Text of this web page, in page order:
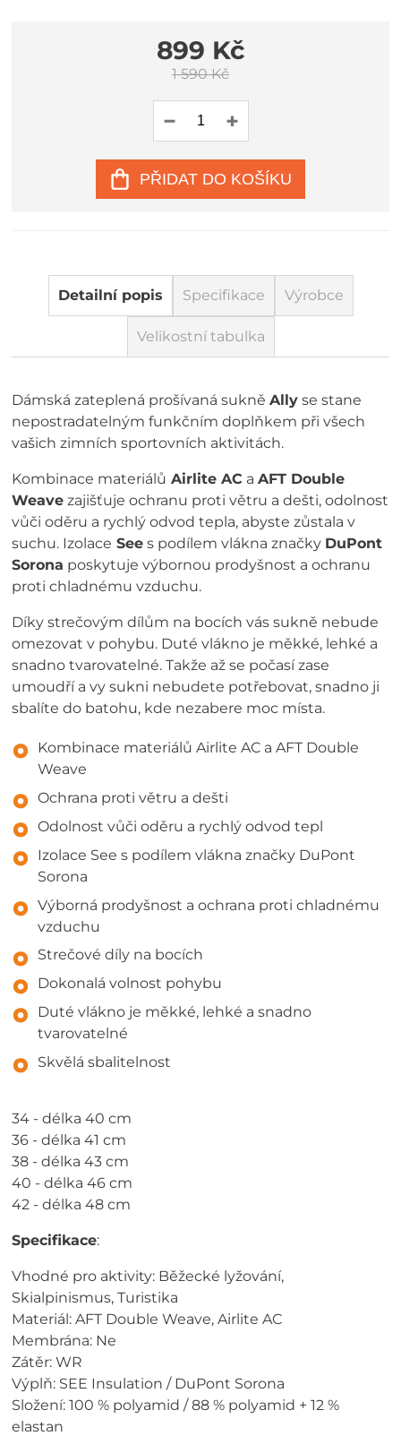
899 Kč
1 590 Kč
PŘIDAT DO KOŠÍKU
Detailní popis Specifikace Výrobce
Velikostní tabulka
Dámská zateplená prošívaná sukněAlly se stane
nepostradatelným funkčním doplňkem při všech
vašich zimních sportovních aktivitách.
Kombinace materiálů Airlite AC aAFT Double
Weave zajišťuje ochranu proti větru a dešti, odolnost
vůči oděru a rychlý odvod tepla, abyste zůstala v
suchu. Izolace See s podílem vlákna značky DuPont
Sorona poskytuje výbornou prodyšnost a ochranu
proti chladnému vzduchu.
Díky strečovým dílům na bocích vás sukně nebude
omezovat v pohybu. Duté vlákno je měkké, lehké a
snadno tvarovatelné. Takže až se počasí zase
umoudří a vy sukni nebudete potřebovat, snadno ji
sbalíte do batohu, kde nezabere moc místa.
Kombinace materiálů Airlite AC a AFT Double
Weave
Ochrana proti větru a dešti
Odolnost vůči oděru a rychlý odvod tepl
Izolace See s podílem vlákna značky DuPont
Sorona
Výborná prodyšnost a ochrana proti chladnému
vzduchu
Strečové díly na bocích
Dokonalá volnost pohybu
Duté vlákno je měkké, lehké a snadno
tvarovatelné
Skvělá sbalitelnost
34 - délka 40 cm
36 - délka 41 cm
38 - délka 43 cm
40 - délka 46 cm
42 - délka 48 cm
Specifikace:
Vhodné pro aktivity: Běžecké lyžování,
Skialpinismus, Turistika
Materiál: AFT Double Weave, Airlite AC
Membrána: Ne
Zátěr: WR
Výplň: SEE Insulation / DuPont Sorona
Složení: 100 % polyamid / 88 % polyamid + 12 %
elastan